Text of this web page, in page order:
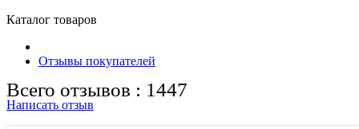
Каталог товаров
Отзывы покупателей
Всего отзывов : 1447
Написать отзыв